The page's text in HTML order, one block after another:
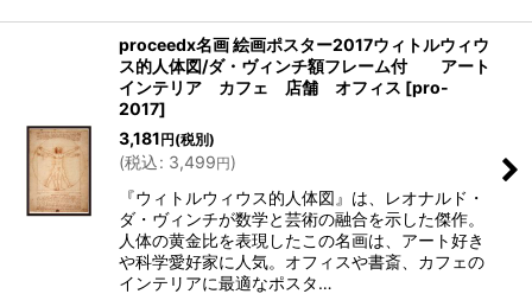
proceedx名画 絵画ポスター2017ウィトルウィウ
ス的人体図/ダ・ヴィンチ額フレーム付 アート
インテリア カフェ 店舗 オフィス [pro-
2017]
3,181円(税別)
(税込: 3,499円)
『ウィトルウィウス的人体図』は、レオナルド・
ダ・ヴィンチが数学と芸術の融合を示した傑作。
人体の黄金比を表現したこの名画は、アート好き
や科学愛好家に人気。オフィスや書斎、カフェの
インテリアに最適なポスタ…